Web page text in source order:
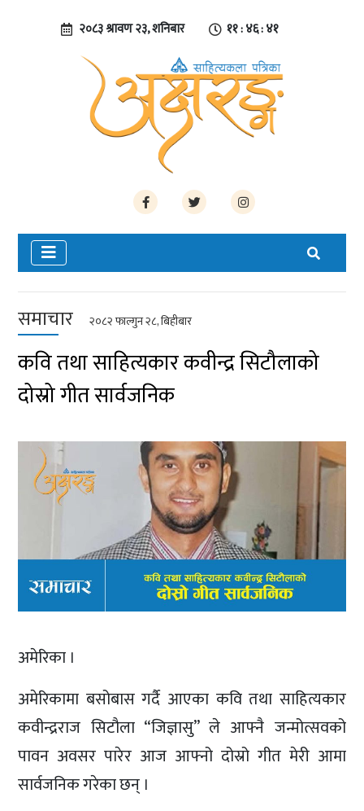
२०८३ श्रावण २३, शनिबार ११ : ४६ : ४२
समाचार २०८२ फाल्गुन २८, बिहीबार
कवि तथा साहित्यकार कवीन्द्र सिटौलाको
दोस्रो गीत सार्वजनिक
अमेरिका ।
अमेरिकामा बसोबास गर्दै आएका कवि तथा साहित्यकार
कवीन्द्रराज सिटौला “जिज्ञासु” ले आफ्नै जन्मोत्सवको
पावन अवसर पारेर आज आफ्नो दोस्रो गीत मेरी आमा
सार्वजनिक गरेका छन् ।